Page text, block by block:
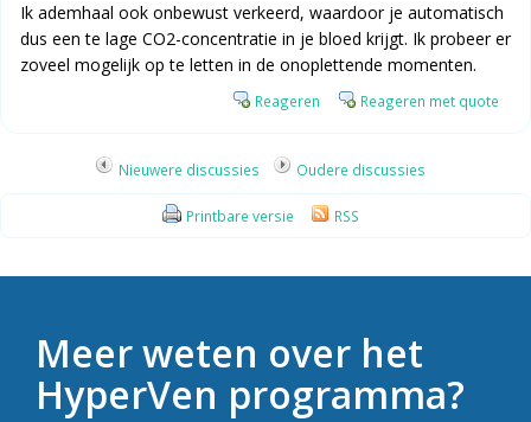
Ik ademhaal ook onbewust verkeerd, waardoor je automatisch
dus een te lage CO2-concentratie in je bloed krijgt. Ik probeer er
zoveel mogelijk op te letten in de onoplettende momenten.
Reageren Reageren met quote
Nieuwere discussies Oudere discussies
Printbare versie RSS
Meer weten over het
HyperVen programma?